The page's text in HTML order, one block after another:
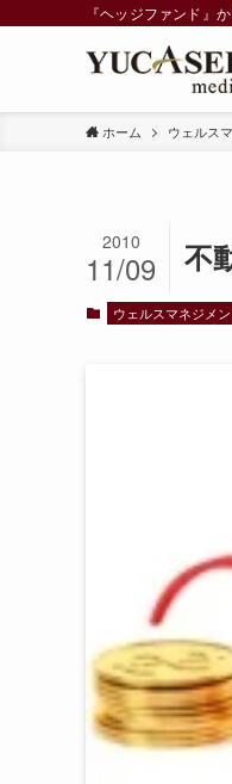
『ヘッジファンド』
ホーム ウェルス
不
2010
11/09
ウェルスマネジメン